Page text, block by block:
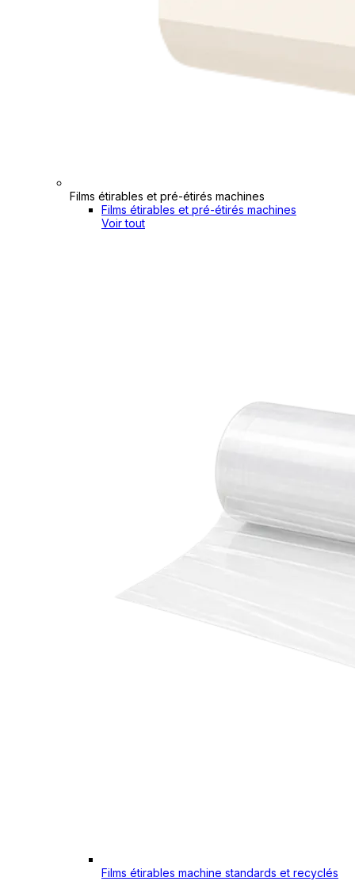
Films étirables et pré-étirés machines
Films étirables et pré-étirés machines
Voir tout
Films étirables machine standards et recyclés